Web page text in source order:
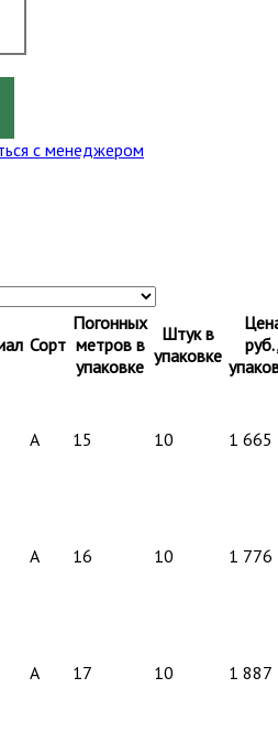
с менеджером
Сорт
Погонных
метров в
упаковке
Штук в
упаковке
A 15 10 1 665
A 16 10 1 776
A 17 10 1 887